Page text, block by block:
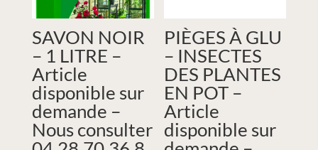
SAVON NOIR
– 1 LITRE –
Article
disponible sur
demande –
Nous consulter
PIÈGES À GLU
– INSECTES
DES PLANTES
EN POT –
Article
disponible sur